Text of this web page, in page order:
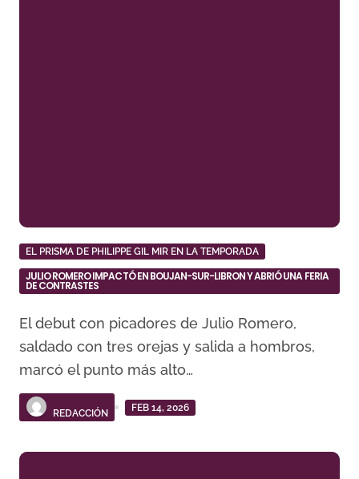
EL PRISMA DE PHILIPPE GIL MIR EN LA TEMPORADA
JULIO ROMERO IMPACTÓ EN BOUJAN-SUR-LIBRON Y ABRIÓ UNA FERIA
DE CONTRASTES
El debut con picadores de Julio Romero,
saldado con tres orejas y salida a hombros,
marcó el punto más alto…
REDACCIÓN
FEB 14, 2026